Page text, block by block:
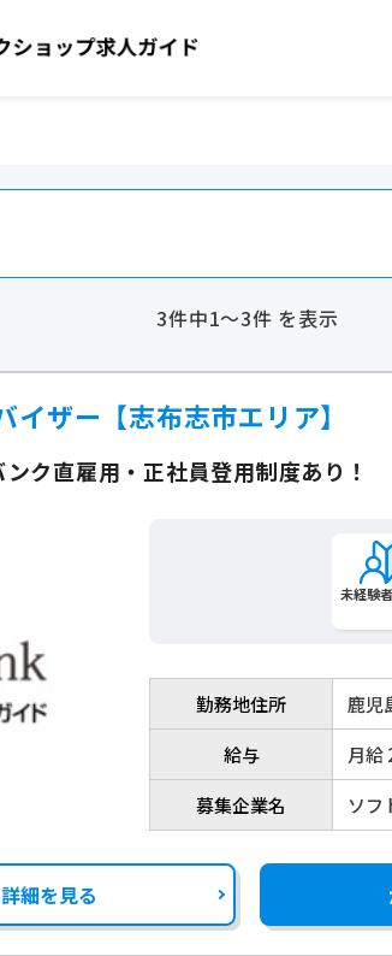
3件中1～3件 を表示
ザー【志布志市エリア】
ク直雇用・正社員登用制度あり！
未経験
勤務地住所
鹿児
給与
月給
募集企業名
ソフ
詳細を見る